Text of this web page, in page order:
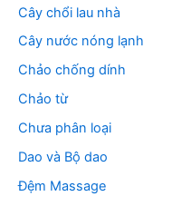
Cây chổi lau nhà
Cây nước nóng lạnh
Chảo chống dính
Chảo từ
Chưa phân loại
Dao và Bộ dao
Đệm Massage